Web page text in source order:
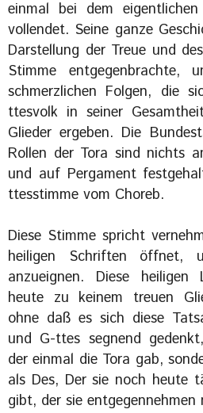
einmal bei dem
vollendet. Seine ganze
Darstellung der Treue und
Stimme entgegenbrachte,
schmerzlichen Folgen, die
ttesvolk in seiner
Glieder ergeben. Die
Rollen der Tora sind nichts
und auf Pergament
ttesstimme vom Choreb.
Diese Stimme spricht
heiligen Schriften öffnet,
anzueignen. Diese
heute zu keinem treuen
ohne daß es sich diese
und G-ttes segnend
der einmal die Tora gab,
als Des, Der sie noch heute
gibt, der sie entgegennehmen